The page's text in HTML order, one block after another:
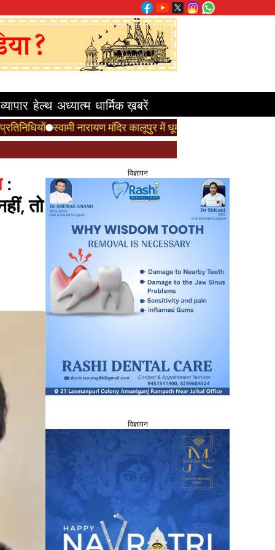
व्यापार हेल्थ अध्यात्म धार्मिक ख़बरें
नारायण मंदिर कालूपुर में धूमधाम से मनाया गया गुरुपूर्णिमा महोत्सव,
:
तो
विज्ञापन
विज्ञापन